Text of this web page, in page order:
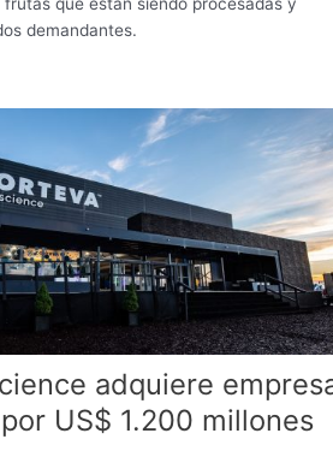
que están siendo procesadas y
demandantes.
adquiere
US$ 1.200 millones